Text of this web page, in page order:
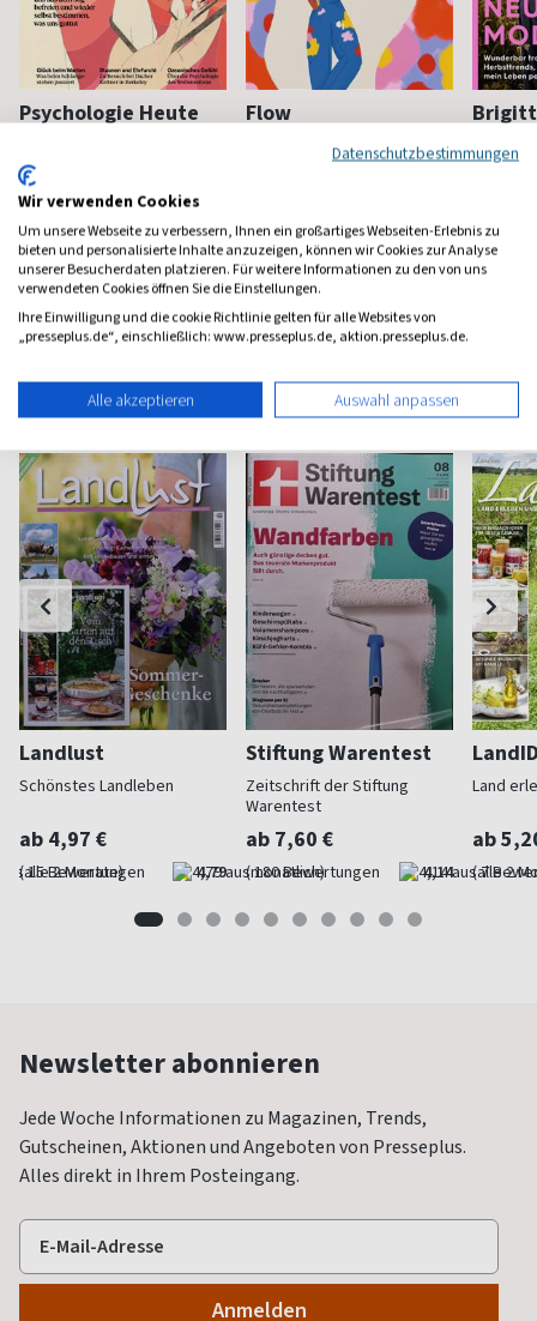
Psychologie Heute
ab 8,11 €
(monatlich) 4,40
Flow
Bewußt leben und erleben
(8 x pro Jahr) 4,63
Das
Haus & Garten Magazine
Landlust
Schönstes Landleben
ab 4,97 €
(alle 2 Monate) 4,79
Stiftung Warentest
Zeitschrift der Stiftung
Warentest
ab 7,60 €
(monatlich) 4,14
Land
ab
(alle 2
Newsletter abonnieren
Jede Woche Informationen zu Magazinen, Trends,
Gutscheinen, Aktionen und Angeboten von Presseplus.
Alles direkt in Ihrem Posteingang.
Datenschutzbestimmungen
Wir verwenden Cookies
Um unsere Webseite zu verbessern, Ihnen ein großartiges Webseiten-Erlebnis zu
bieten und personalisierte Inhalte anzuzeigen, können wir Cookies zur Analyse
unserer Besucherdaten platzieren. Für weitere Informationen zu den von uns
verwendeten Cookies öffnen Sie die Einstellungen.
Ihre Einwilligung und die cookie Richtlinie gelten für alle Websites von
„presseplus.de“, einschließlich: www.presseplus.de, aktion.presseplus.de.
Alle akzeptieren Auswahl anpassen